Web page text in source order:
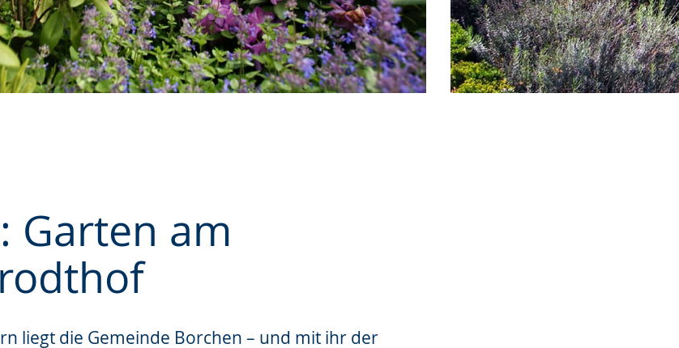
Garten am
liegt die Gemeinde Borchen – und mit ihr der